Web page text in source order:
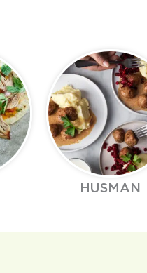
HUSMAN